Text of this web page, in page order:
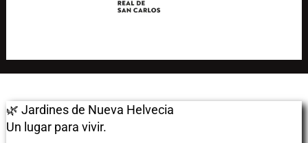
🌿 Jardines de Nueva Helvecia
Un lugar para vivir.